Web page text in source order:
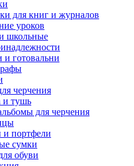
для книг и журналов
уроков
школьные
и готовальни
черчения
и тушь
для черчения
и портфели
сумки
обуви